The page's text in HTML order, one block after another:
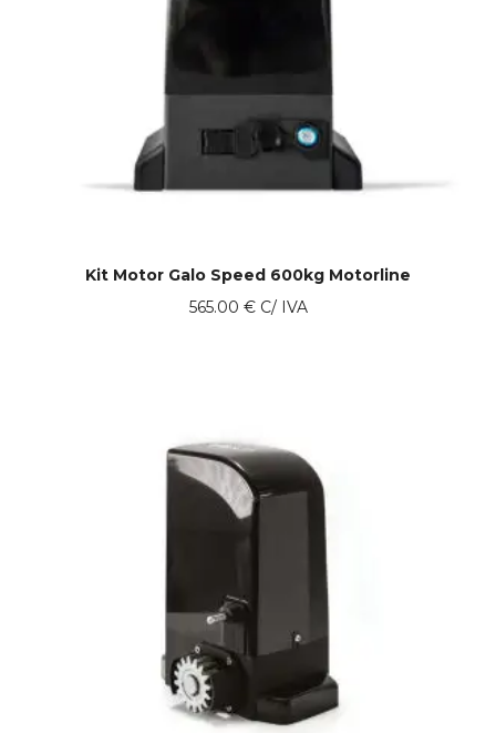
Kit Motor Galo Speed 600kg Motorline
565.00 €C/ IVA